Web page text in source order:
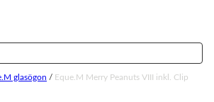
glasögon / Eque.M Merry Peanuts VIII inkl. Clip